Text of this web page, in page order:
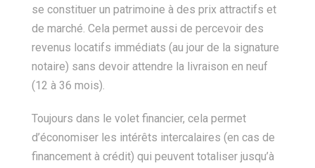
se constituer un patrimoine à des prix attractifs et
de marché. Cela permet aussi de percevoir des
revenus locatifs immédiats (au jour de la signature
notaire) sans devoir attendre la livraison en neuf
(12 à 36 mois).
Toujours dans le volet financier, cela permet
d’économiser les intérêts intercalaires (en cas de
financement à crédit) qui peuvent totaliser jusqu’à